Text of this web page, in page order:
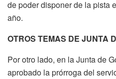
de poder disponer de la pista
año.
OTROS TEMAS DE JUNTA
Por otro lado, en la Junta de
aprobado la prórroga del